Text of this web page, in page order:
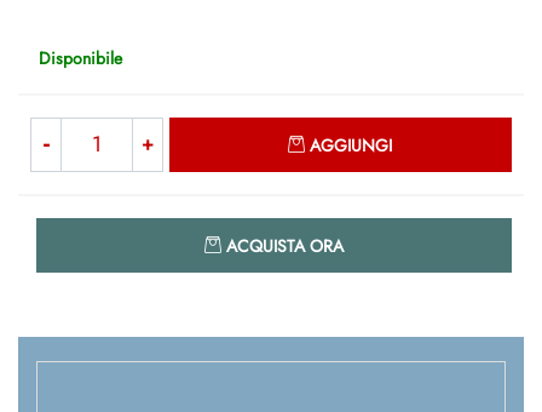
Disponibile
AGGIUNGI
ACQUISTA ORA